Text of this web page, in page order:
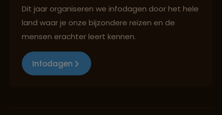
Dit jaar organiseren we infodagen door het hele
land waar je onze bijzondere reizen en de
mensen erachter leert kennen.
Infodagen